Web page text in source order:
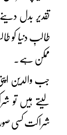
تقدیر بدل
طالبِ دنیا کو
ممکن ہے۔
جب والدین
لیتے ہیں تو
شراکت کسی